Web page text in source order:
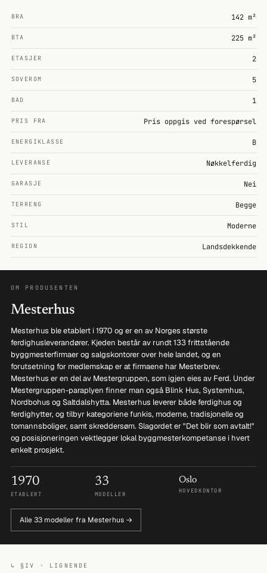
BRA 142 m²
BTA 225 m²
ETASJER 2
SOVEROM 5
BAD 1
PRIS FRA Pris oppgis ved forespørsel
ENERGIKLASSE B
LEVERANSE Nøkkelferdig
GARASJE Nei
TERRENG Begge
STIL Moderne
REGION Landsdekkende
OM PRODUSENTEN
Mesterhus
Mesterhus ble etablert i 1970 og er en av Norges største
ferdighusleverandører. Kjeden består av rundt 133 frittstående
byggmesterfirmaer og salgskontorer over hele landet, og en
forutsetning for medlemskap er at firmaene har Mesterbrev.
Mesterhus er en del av Mestergruppen, som igjen eies av Ferd. Under
Mestergruppen-paraplyen finner man også Blink Hus, Systemhus,
Nordbohus og Saltdalshytta. Mesterhus leverer både ferdighus og
ferdighytter, og tilbyr kategoriene funkis, moderne, tradisjonelle og
tomannsboliger, samt skreddersøm. Slagordet er "Det blir som avtalt!"
og posisjoneringen vektlegger lokal byggmesterkompetanse i hvert
enkelt prosjekt.
1970
ETABLERT
33
MODELLER
Oslo
HOVEDKONTOR
Alle 33 modeller fra Mesterhus →
↳ §IV · LIGNENDE